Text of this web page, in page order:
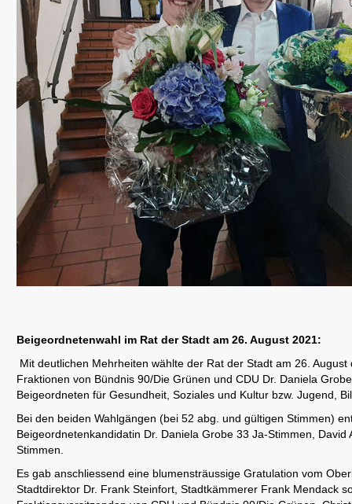
Beigeordnetenwahl im Rat der Stadt am 26. August 2021:
Mit deutlichen Mehrheiten wählte der Rat der Stadt am 26. August
Fraktionen von Bündnis 90/Die Grünen und CDU Dr. Daniela
Beigeordneten für Gesundheit, Soziales und Kultur bzw. Jugend,
Bei den beiden Wahlgängen (bei 52 abg. und gültigen Stimmen)
Beigeordnetenkandidatin Dr. Daniela Grobe 33 Ja-Stimmen, David
Stimmen.
Es gab anschliessend eine blumensträussige Gratulation vom
Stadtdirektor Dr. Frank Steinfort, Stadtkämmerer Frank Mendack